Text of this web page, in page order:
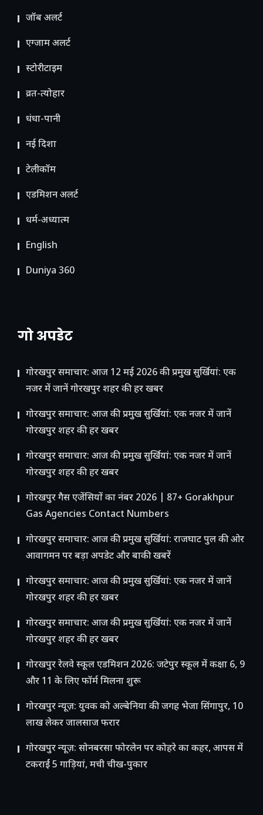
जॉब अलर्ट
एग्जाम अलर्ट
स्टोरीटाइम
व्रत-त्योहार
धंधा-पानी
नई दिशा
टेलीकॉम
ए​डमिशन अलर्ट
धर्म-अध्यात्म
English
Duniya 360
गो अपडेट
गोरखपुर समाचार: आज 12 मई 2026 की प्रमुख सुर्खियां: एक
नजर में जानें गोरखपुर शहर की हर खबर
गोरखपुर समाचार: आज की प्रमुख सुर्खियां: एक नजर में जानें
गोरखपुर शहर की हर खबर
गोरखपुर समाचार: आज की प्रमुख सुर्खियां: एक नजर में जानें
गोरखपुर शहर की हर खबर
गोरखपुर गैस एजेंसियों का नंबर 2026 | 87+ Gorakhpur
Gas Agencies Contact Numbers
गोरखपुर समाचार: आज की प्रमुख सुर्खियां: राजघाट पुल की ओर
आवागमन पर बड़ा अपडेट और बाकी खबरें
गोरखपुर समाचार: आज की प्रमुख सुर्खियां: एक नजर में जानें
गोरखपुर शहर की हर खबर
गोरखपुर समाचार: आज की प्रमुख सुर्खियां: एक नजर में जानें
गोरखपुर शहर की हर खबर
गोरखपुर रेलवे स्कूल एडमिशन 2026: जटेपुर स्कूल में कक्षा 6, 9
और 11 के लिए फॉर्म मिलना शुरू
गोरखपुर न्यूज़: युवक को अल्बेनिया की जगह भेजा सिंगापुर, 10
लाख लेकर जालसाज फरार
गोरखपुर न्यूज़: सोनबरसा फोरलेन पर कोहरे का कहर, आपस में
टकराईं 5 गाड़ियां, मची चीख-पुकार